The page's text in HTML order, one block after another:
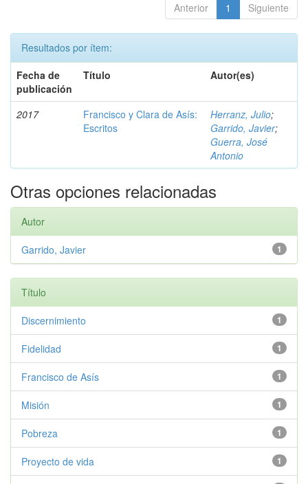
Anterior 1 Siguiente
Resultados por ítem:
Fecha de
publicación
Título Autor(es)
2017
Francisco y Clara de Asís:
Escritos
Herranz, Julio;
Garrido, Javier;
Guerra, José
Antonio
Otras opciones relacionadas
Autor
1
Garrido, Javier
Título
1
Discernimiento
1
Fidelidad
1
Francisco de Asís
1
Misión
1
Pobreza
1
Proyecto de vida